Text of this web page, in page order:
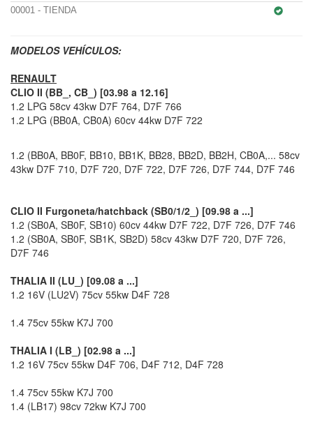
00001 - TIENDA
MODELOS VEHÍCULOS:
RENAULT
CLIO II (BB_, CB_) [03.98 a 12.16]
1.2 LPG 58cv 43kw D7F 764, D7F 766
1.2 LPG (BB0A, CB0A) 60cv 44kw D7F 722
1.2 (BB0A, BB0F, BB10, BB1K, BB28, BB2D, BB2H, CB0A,... 58cv
43kw D7F 710, D7F 720, D7F 722, D7F 726, D7F 744, D7F 746
CLIO II Furgoneta/hatchback (SB0/1/2_) [09.98 a ...]
1.2 (SB0A, SB0F, SB10) 60cv 44kw D7F 722, D7F 726, D7F 746
1.2 (SB0A, SB0F, SB1K, SB2D) 58cv 43kw D7F 720, D7F 726,
D7F 746
THALIA II (LU_) [09.08 a ...]
1.2 16V (LU2V) 75cv 55kw D4F 728
1.4 75cv 55kw K7J 700
THALIA I (LB_) [02.98 a ...]
1.2 16V 75cv 55kw D4F 706, D4F 712, D4F 728
1.4 75cv 55kw K7J 700
1.4 (LB17) 98cv 72kw K7J 700